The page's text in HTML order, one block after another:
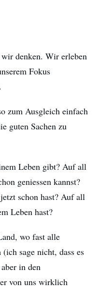
denken. Wir erleben
Fokus
zum Ausgleich einfach
guten Sachen zu
Leben gibt? Auf all
geniessen kannst?
schon hast? Auf all
Leben hast?
wo fast alle
sage nicht, dass es
in den
von uns wirklich